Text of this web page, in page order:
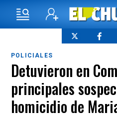
POLICIALES
Detuvieron en
principales
homicidio de